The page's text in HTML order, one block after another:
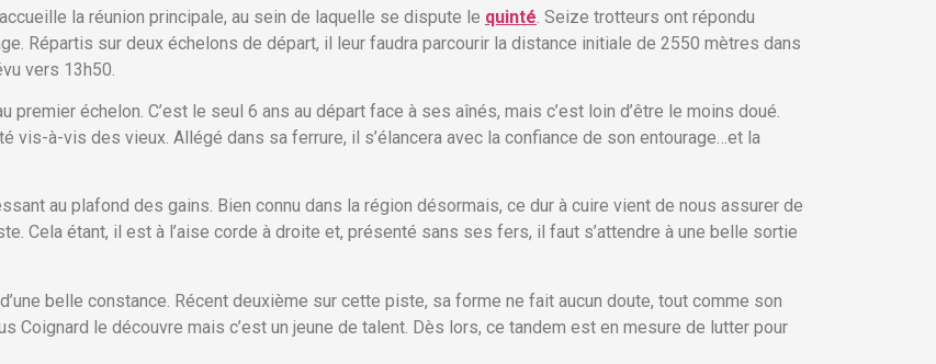
la réunion principale, au sein de laquelle se dispute le quinté . Seize trotteurs ont répondu
Répartis sur deux échelons de départ, il leur faudra parcourir la distance initiale de 2550 mètres dans
vers 13h50.
premier échelon. C’est le seul 6 ans au départ face à ses aînés, mais c’est loin d’être le moins doué.
vis-à-vis des vieux. Allégé dans sa ferrure, il s’élancera avec la confiance de son entourage…et la
au plafond des gains. Bien connu dans la région désormais, ce dur à cuire vient de nous assurer de
Cela étant, il est à l’aise corde à droite et, présenté sans ses fers, il faut s’attendre à une belle sortie
belle constance. Récent deuxième sur cette piste, sa forme ne fait aucun doute, tout comme son
Coignard le découvre mais c’est un jeune de talent. Dès lors, ce tandem est en mesure de lutter pour